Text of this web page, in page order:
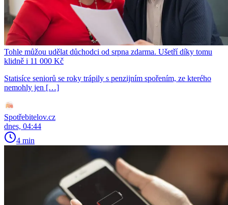
Tohle můžou udělat důchodci od srpna zdarma. Ušetří díky tomu
klidně i 11 000 Kč
Statisíce seniorů se roky trápily s penzijním spořením, ze kterého
nemohly jen […]
Spotřebitelov.cz
dnes, 04:44
4 min